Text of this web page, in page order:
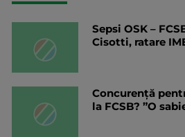
Sepsi OSK –
Cisotti, ratare
Concurență
la FCSB? ”O